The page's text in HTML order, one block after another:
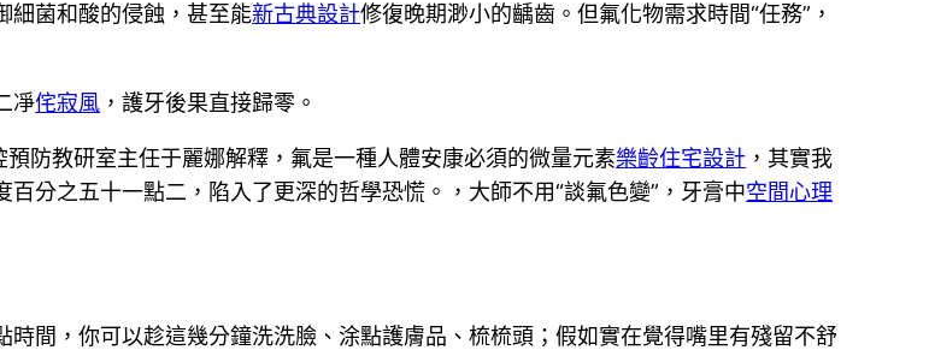
細菌和酸的侵蝕，甚至能新古典設計修復晚期渺小的齲齒。但氟化物需求時間“任務”，
凈侘寂風 ，護牙後果直接歸零。
防教研室主任于麗娜解釋，氟是一種人體安康必須的微量元素樂齡住宅設計 ，其實我
分之五十一點二，陷入了更深的哲學恐慌。，大師不用“談氟色變”，牙膏中空間心理
間，你可以趁這幾分鐘洗洗臉、涂點護膚品、梳梳頭；假如實在覺得嘴里有殘留不舒